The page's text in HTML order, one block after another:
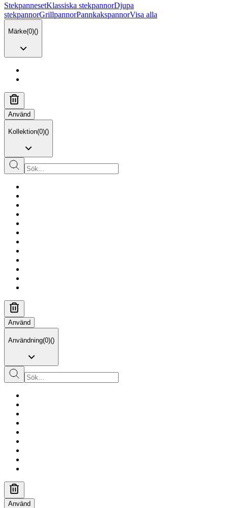
StekpannesetKlassiska stekpannorDjupa
stekpannorGrillpannorPannkakspannorVisa alla
Märke(0)()
Använd
Kollektion(0)()
Använd
Användning(0)()
Använd